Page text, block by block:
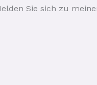
Sie sich zu